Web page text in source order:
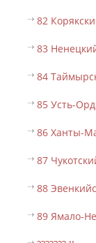
82
83
84
85 Усть-
86 Ханты-
87
88
89 Ямало-